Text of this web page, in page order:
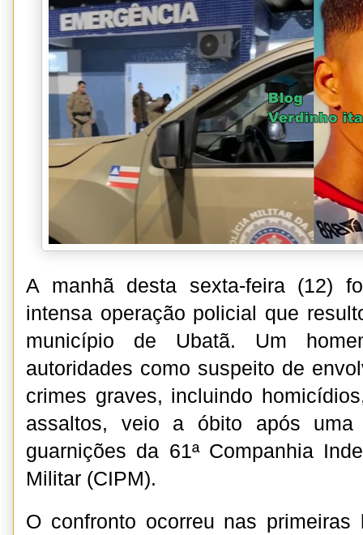
A manhã desta sexta-feira (12)
intensa operação policial que
município de Ubatã. Um
autoridades como suspeito de
crimes graves, incluindo
assaltos, veio a óbito após
guarnições da 61ª Companhia
Militar (CIPM).
O confronto ocorreu nas